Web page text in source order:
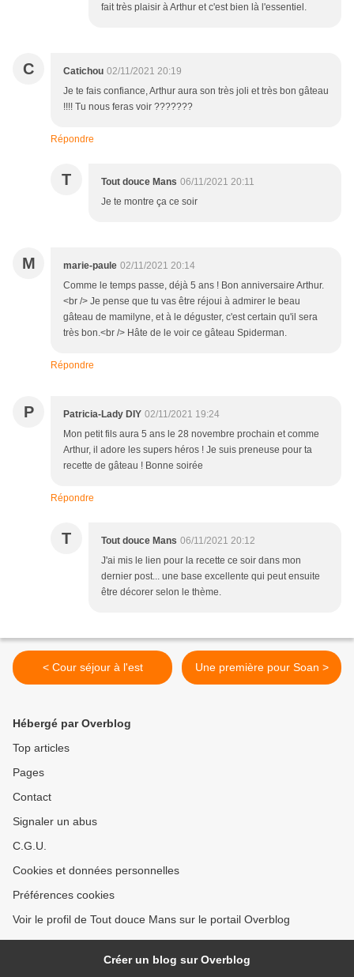
fait très plaisir à Arthur et c'est bien là l'essentiel.
C Catichou 02/11/2021 20:19
Je te fais confiance, Arthur aura son très joli et très bon gâteau
!!!! Tu nous feras voir ???????
Répondre
T Tout douce Mans 06/11/2021 20:11
Je te montre ça ce soir
M marie-paule 02/11/2021 20:14
Comme le temps passe, déjà 5 ans ! Bon anniversaire Arthur.
<br /> Je pense que tu vas être réjoui à admirer le beau
gâteau de mamilyne, et à le déguster, c'est certain qu'il sera
très bon.<br /> Hâte de le voir ce gâteau Spiderman.
Répondre
P Patricia-Lady DIY 02/11/2021 19:24
Mon petit fils aura 5 ans le 28 novembre prochain et comme
Arthur, il adore les supers héros ! Je suis preneuse pour ta
recette de gâteau ! Bonne soirée
Répondre
T Tout douce Mans 06/11/2021 20:12
J'ai mis le lien pour la recette ce soir dans mon
dernier post... une base excellente qui peut ensuite
être décorer selon le thème.
< Cour séjour à l'est Une première pour Soan >
Hébergé par Overblog
Top articles
Pages
Contact
Signaler un abus
C.G.U.
Cookies et données personnelles
Préférences cookies
Voir le profil de Tout douce Mans sur le portail Overblog
Créer un blog sur Overblog